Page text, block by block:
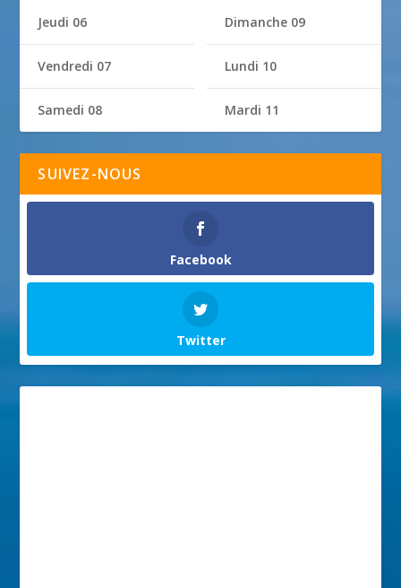
Jeudi 06
Vendredi 07
Samedi 08
Dimanche 09
Lundi 10
Mardi 11
SUIVEZ-NOUS
Facebook
Twitter